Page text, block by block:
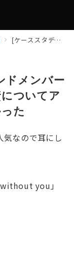
[ケーススタディ] U2のバンドメンバー訴訟。税務/会計顧問が投資についてアドバイスするリスクは高かった
ドメンバー
ついてア
た
なので耳にし
you」